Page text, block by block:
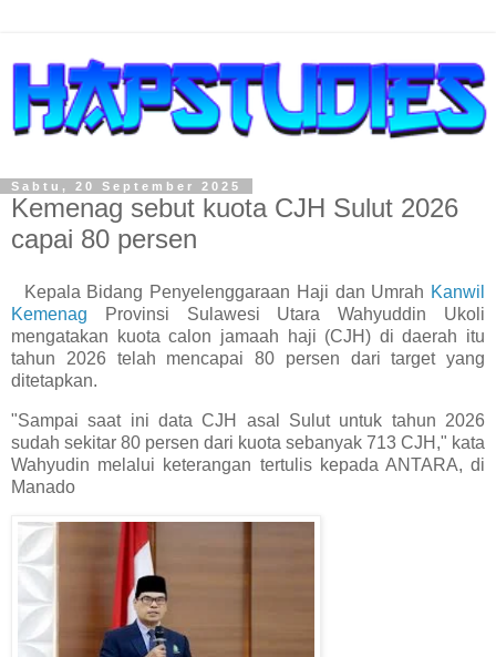
Sabtu, 20 September 2025
Kemenag sebut kuota CJH Sulut 2026
capai 80 persen
Kepala Bidang Penyelenggaraan Haji dan Umrah Kanwil
Kemenag
Provinsi Sulawesi Utara Wahyuddin Ukoli
mengatakan kuota calon jamaah haji (CJH) di daerah itu
tahun 2026 telah mencapai 80 persen dari target yang
ditetapkan.
"Sampai saat ini data CJH asal Sulut untuk tahun 2026
sudah sekitar 80 persen dari kuota sebanyak 713 CJH," kata
Wahyudin melalui keterangan tertulis kepada ANTARA, di
Manado